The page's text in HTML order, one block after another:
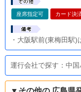
座席指定可 カード決
・大阪駅前(東梅田駅)
運行会社で探す：中国